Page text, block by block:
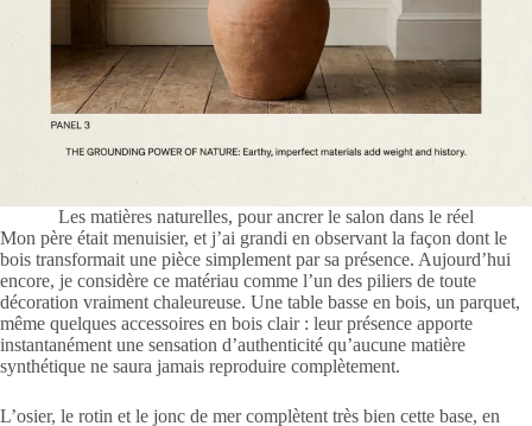
Les matières naturelles, pour ancrer le salon dans le réel
Mon père était menuisier, et j’ai grandi en observant la façon dont le
bois transformait une pièce simplement par sa présence. Aujourd’hui
encore, je considère ce matériau comme l’un des piliers de toute
décoration vraiment chaleureuse. Une table basse en bois, un parquet,
même quelques accessoires en bois clair : leur présence apporte
instantanément une sensation d’authenticité qu’aucune matière
synthétique ne saura jamais reproduire complètement.
L’osier, le rotin et le jonc de mer complètent très bien cette base, en